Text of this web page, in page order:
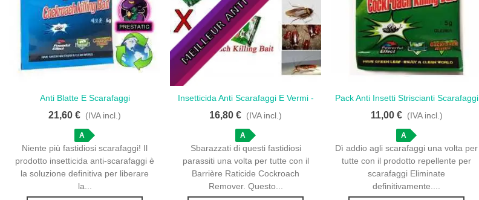
Amore
Anti Blatte E Scarafaggi
Appartamento - 10 Bustine
21,60 € (IVA incl.)
A
Niente più fastidiosi scarafaggi! Il
prodotto insetticida anti-scarafaggi è
la soluzione definitiva per liberare
la...
Amore
Insetticida Anti Scarafaggi E Vermi -
10 Bustine
16,80 € (IVA incl.)
A
Sbarazzati di questi fastidiosi
parassiti una volta per tutte con il
Barrière Raticide Cockroach
Remover. Questo...
Amore
Pack Anti Insetti Striscianti Scarafaggi
- 10/50/100 Bustine
11,00 € (IVA incl.)
A
Dì addio agli scarafaggi una volta per
tutte con il prodotto repellente per
scarafaggi Eliminate
definitivamente....